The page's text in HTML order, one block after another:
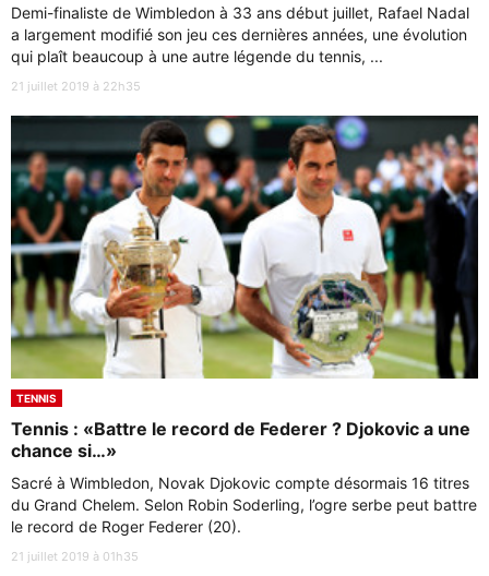
Demi-finaliste de Wimbledon à 33 ans début juillet, Rafael Nadal
a largement modifié son jeu ces dernières années, une évolution
qui plaît beaucoup à une autre légende du tennis, ...
21 juillet 2019 à 22h35
TENNIS
Tennis : «Battre le record de Federer ? Djokovic a une
chance si…»
Sacré à Wimbledon, Novak Djokovic compte désormais 16 titres
du Grand Chelem. Selon Robin Soderling, l’ogre serbe peut battre
le record de Roger Federer (20).
21 juillet 2019 à 01h35